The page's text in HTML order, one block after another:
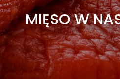
MIĘSO W